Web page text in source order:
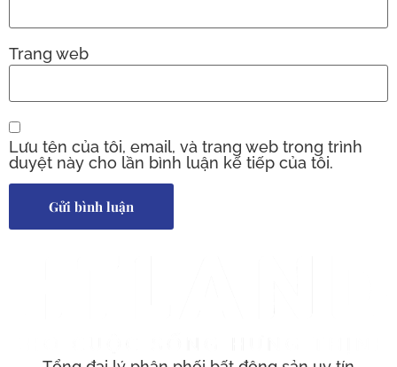
Trang web
Lưu tên của tôi, email, và trang web trong trình
duyệt này cho lần bình luận kế tiếp của tôi.